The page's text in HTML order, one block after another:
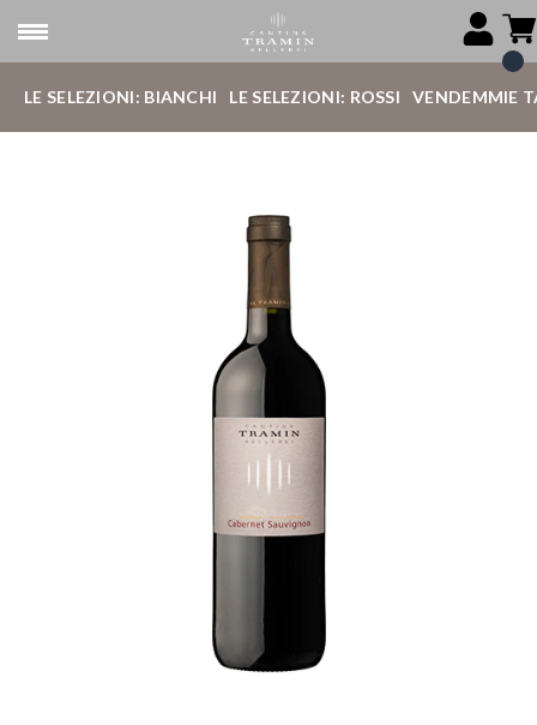
LE SELEZIONI: BIANCHI LE SELEZIONI: ROSSI VENDEMMIE